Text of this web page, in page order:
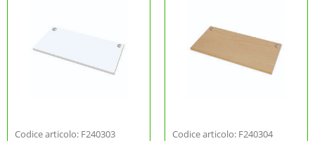
Codice articolo: F240303 Codice articolo: F240304